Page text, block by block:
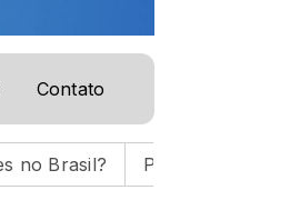
Contato
PALAVRA DE VIDA |